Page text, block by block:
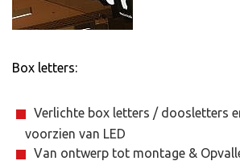
Box letters:
Verlichte box letters / doosletters
voorzien van LED
Van ontwerp tot montage &